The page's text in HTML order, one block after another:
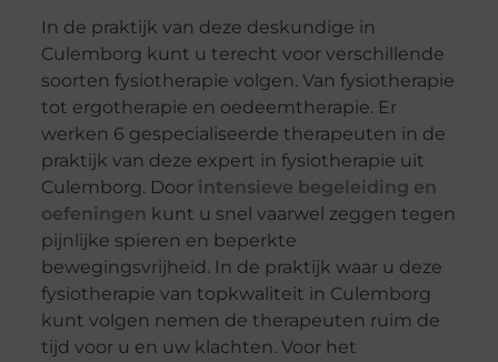
In de praktijk van deze deskundige in
Culemborg kunt u terecht voor verschillende
soorten fysiotherapie volgen. Van fysiotherapie
tot ergotherapie en oedeemtherapie. Er
werken 6 gespecialiseerde therapeuten in de
praktijk van deze expert in fysiotherapie uit
Culemborg. Door intensieve begeleiding en
oefeningen kunt u snel vaarwel zeggen tegen
pijnlijke spieren en beperkte
bewegingsvrijheid. In de praktijk waar u deze
fysiotherapie van topkwaliteit in Culemborg
kunt volgen nemen de therapeuten ruim de
tijd voor u en uw klachten. Voor het